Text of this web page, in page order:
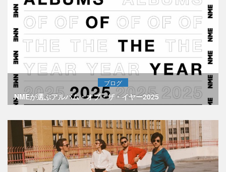
ブログ
NMEが選ぶアルバム・オブ・ザ・イヤー2025